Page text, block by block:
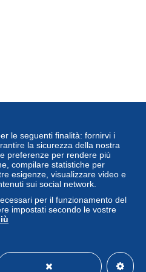
pagina "
tramite
sito
queste sono da
dovute. Le condizioni di
definite nelle
uniche applicabili.
pagati entro14 giorni
per il reso e per il rimborso
le seguenti finalità: fornirvi i
la sicurezza della nostra
preferenze per rendere più
compilare statistiche per
esigenze, visualizzare video e
sui social network.
per il funzionamento del
impostati secondo le vostre